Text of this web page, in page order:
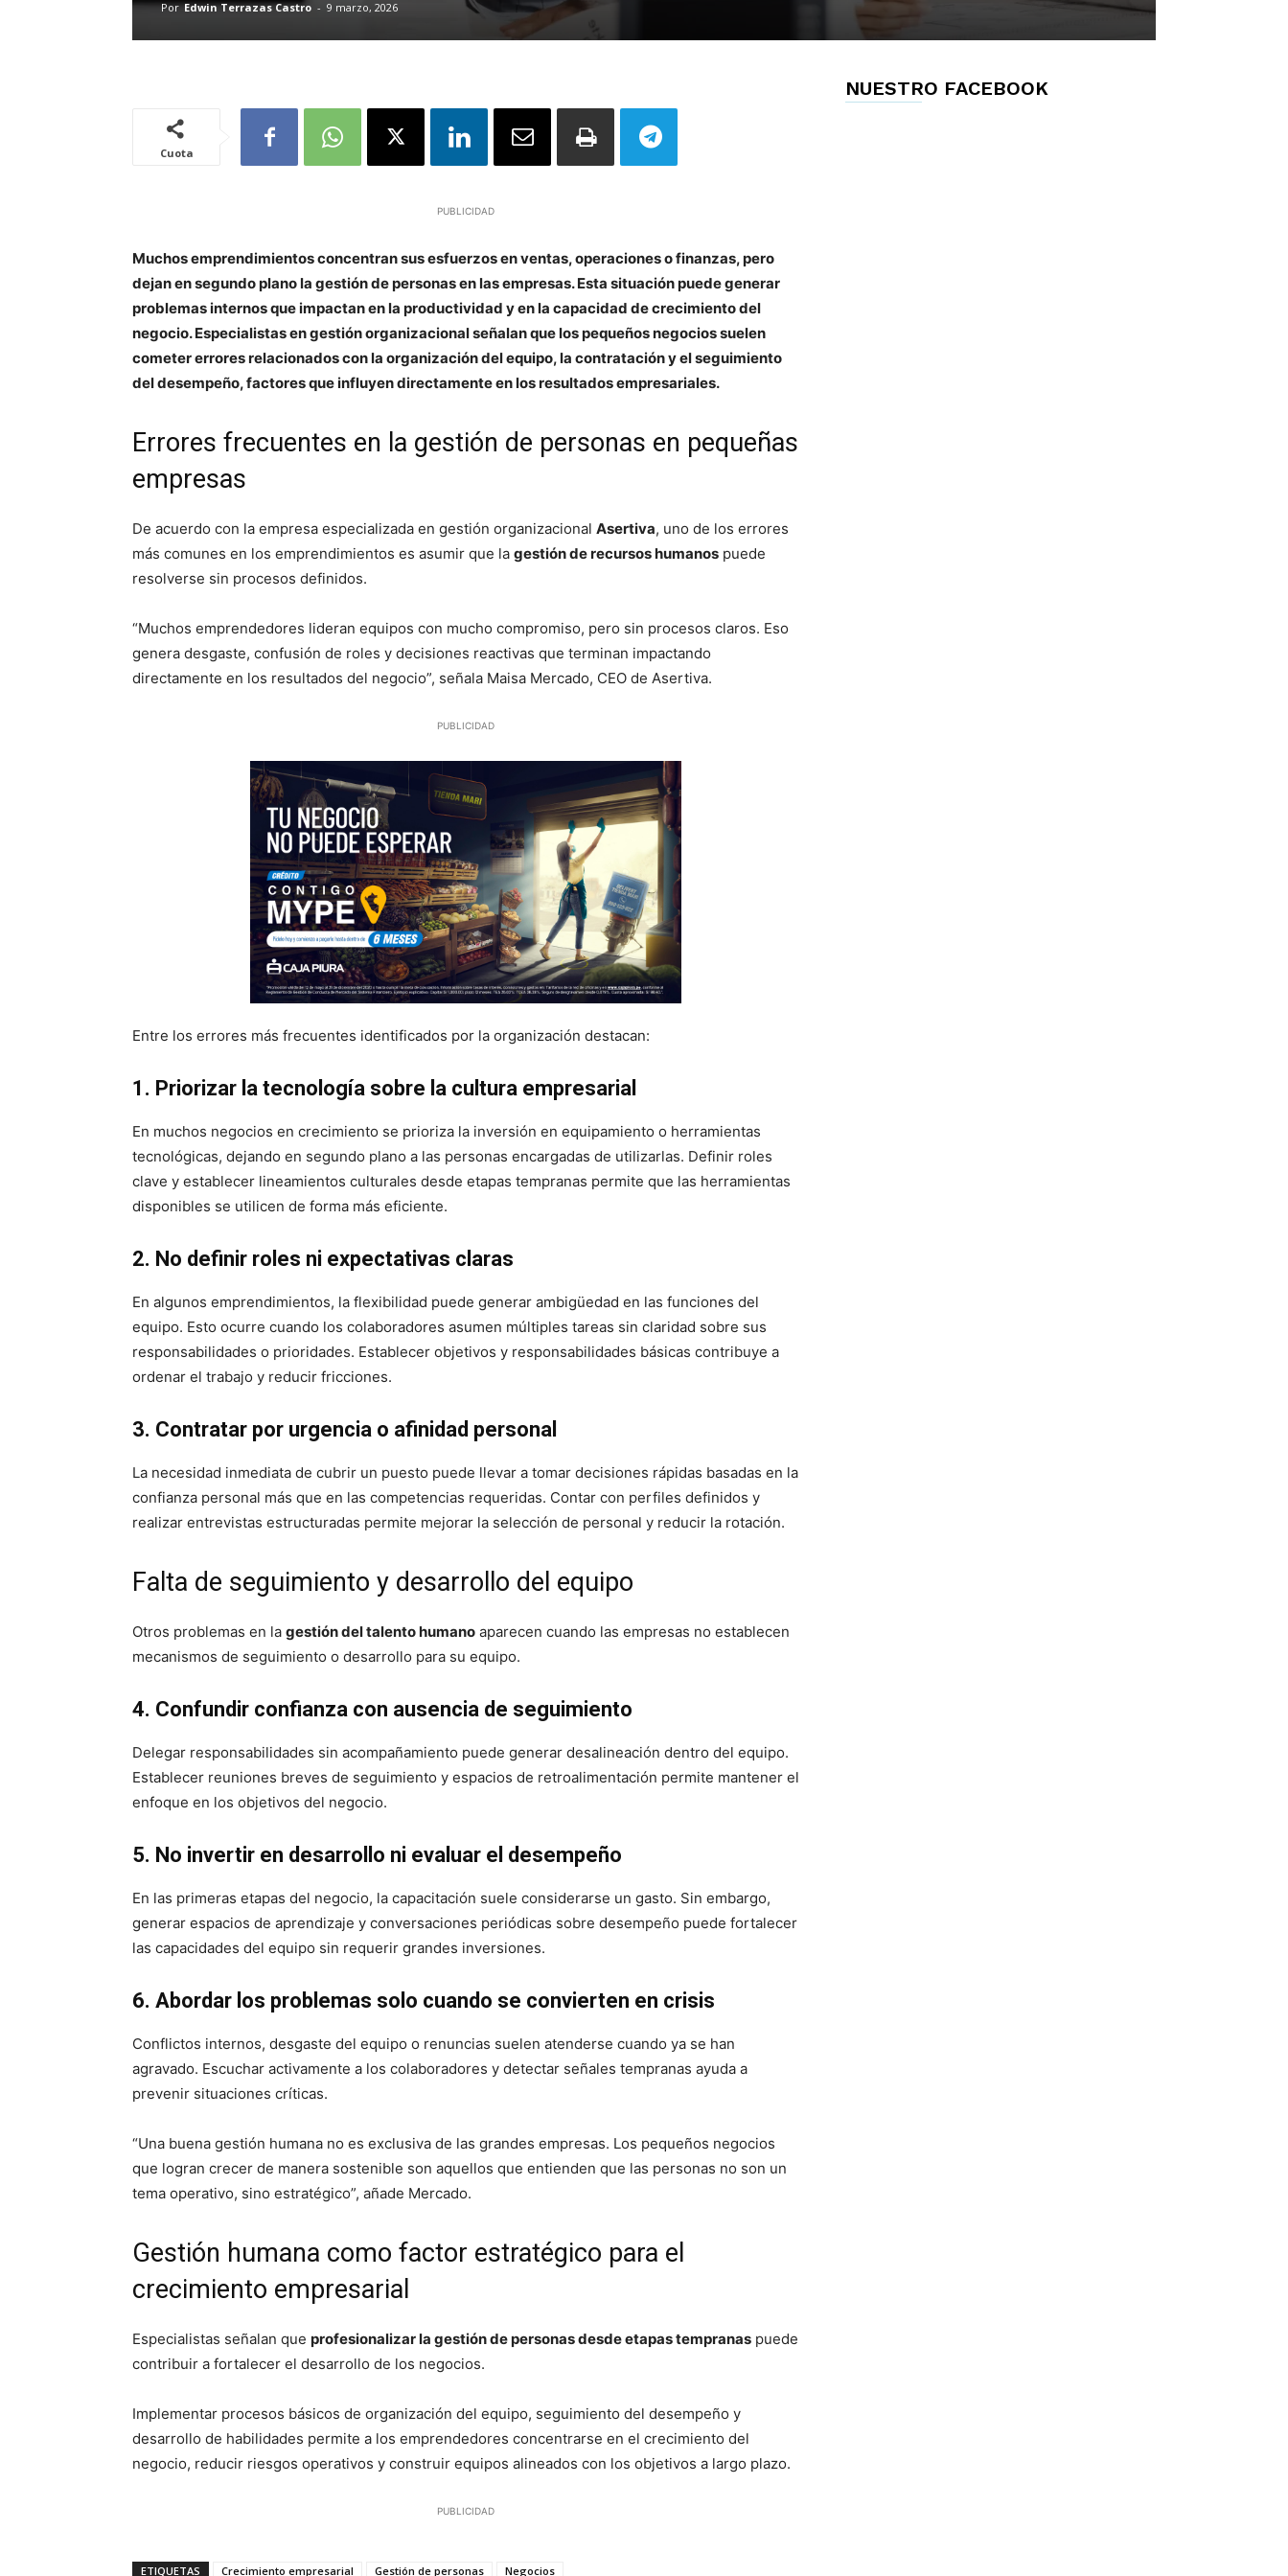
Por Edwin Terrazas Castro - 9 marzo, 2026
Cuota
PUBLICIDAD
Muchos emprendimientos concentran sus esfuerzos en ventas, operaciones o finanzas, pero
dejan en segundo plano la gestión de personas en las empresas. Esta situación puede generar
problemas internos que impactan en la productividad y en la capacidad de crecimiento del
negocio. Especialistas en gestión organizacional señalan que los pequeños negocios suelen
cometer errores relacionados con la organización del equipo, la contratación y el seguimiento
del desempeño, factores que influyen directamente en los resultados empresariales.
Errores frecuentes en la gestión de personas en pequeñas
empresas
De acuerdo con la empresa especializada en gestión organizacional Asertiva, uno de los errores
más comunes en los emprendimientos es asumir que la gestión de recursos humanos puede
resolverse sin procesos definidos.
“Muchos emprendedores lideran equipos con mucho compromiso, pero sin procesos claros. Eso
genera desgaste, confusión de roles y decisiones reactivas que terminan impactando
directamente en los resultados del negocio”, señala Maisa Mercado, CEO de Asertiva.
PUBLICIDAD
Entre los errores más frecuentes identificados por la organización destacan:
1. Priorizar la tecnología sobre la cultura empresarial
En muchos negocios en crecimiento se prioriza la inversión en equipamiento o herramientas
tecnológicas, dejando en segundo plano a las personas encargadas de utilizarlas. Definir roles
clave y establecer lineamientos culturales desde etapas tempranas permite que las herramientas
disponibles se utilicen de forma más eficiente.
2. No definir roles ni expectativas claras
En algunos emprendimientos, la flexibilidad puede generar ambigüedad en las funciones del
equipo. Esto ocurre cuando los colaboradores asumen múltiples tareas sin claridad sobre sus
responsabilidades o prioridades. Establecer objetivos y responsabilidades básicas contribuye a
ordenar el trabajo y reducir fricciones.
3. Contratar por urgencia o afinidad personal
La necesidad inmediata de cubrir un puesto puede llevar a tomar decisiones rápidas basadas en la
confianza personal más que en las competencias requeridas. Contar con perfiles definidos y
realizar entrevistas estructuradas permite mejorar la selección de personal y reducir la rotación.
Falta de seguimiento y desarrollo del equipo
Otros problemas en la gestión del talento humano aparecen cuando las empresas no establecen
mecanismos de seguimiento o desarrollo para su equipo.
4. Confundir confianza con ausencia de seguimiento
Delegar responsabilidades sin acompañamiento puede generar desalineación dentro del equipo.
Establecer reuniones breves de seguimiento y espacios de retroalimentación permite mantener el
enfoque en los objetivos del negocio.
5. No invertir en desarrollo ni evaluar el desempeño
En las primeras etapas del negocio, la capacitación suele considerarse un gasto. Sin embargo,
generar espacios de aprendizaje y conversaciones periódicas sobre desempeño puede fortalecer
las capacidades del equipo sin requerir grandes inversiones.
6. Abordar los problemas solo cuando se convierten en crisis
Conflictos internos, desgaste del equipo o renuncias suelen atenderse cuando ya se han
agravado. Escuchar activamente a los colaboradores y detectar señales tempranas ayuda a
prevenir situaciones críticas.
“Una buena gestión humana no es exclusiva de las grandes empresas. Los pequeños negocios
que logran crecer de manera sostenible son aquellos que entienden que las personas no son un
tema operativo, sino estratégico”, añade Mercado.
Gestión humana como factor estratégico para el
crecimiento empresarial
Especialistas señalan que profesionalizar la gestión de personas desde etapas tempranas puede
contribuir a fortalecer el desarrollo de los negocios.
Implementar procesos básicos de organización del equipo, seguimiento del desempeño y
desarrollo de habilidades permite a los emprendedores concentrarse en el crecimiento del
negocio, reducir riesgos operativos y construir equipos alineados con los objetivos a largo plazo.
PUBLICIDAD
ETIQUETAS Crecimiento empresarial Gestión de personas Negocios
NUESTRO FACEBOOK